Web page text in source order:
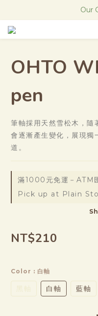
TheOur
OHTO
pen
筆軸採用天然雪松木，隨
會逐漸產生變化，展現獨
道。
滿1000元免運－ATM
Pick up at Plain
NT$210
Color : 白軸
黑軸 白軸 藍軸